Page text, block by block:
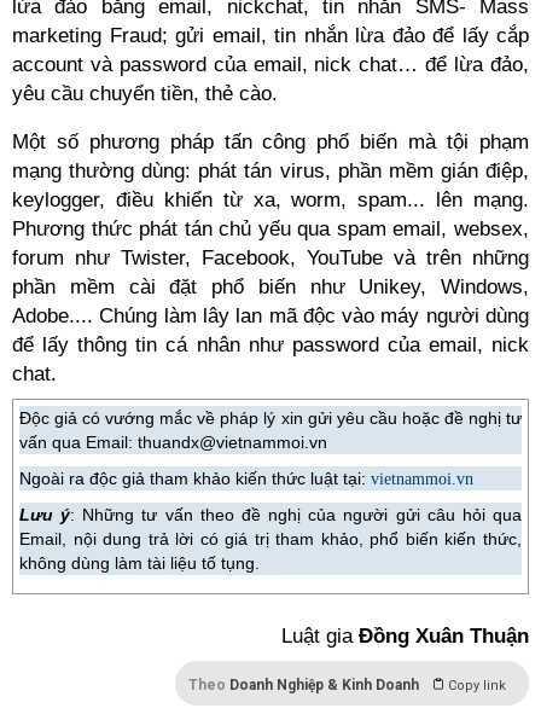
lừa đảo bằng email, nickchat, tin nhắn SMS- Mass
marketing Fraud; gửi email, tin nhắn lừa đảo để lấy cắp
account và password của email, nick chat… để lừa đảo,
yêu cầu chuyển tiền, thẻ cào.
Một số phương pháp tấn công phổ biến mà tội phạm
mạng thường dùng: phát tán virus, phần mềm gián điệp,
keylogger, điều khiển từ xa, worm, spam... lên mạng.
Phương thức phát tán chủ yếu qua spam email, websex,
forum như Twister, Facebook, YouTube và trên những
phần mềm cài đặt phổ biến như Unikey, Windows,
Adobe.... Chúng làm lây lan mã độc vào máy người dùng
để lấy thông tin cá nhân như password của email, nick
chat.
Độc giả có vướng mắc về pháp lý xin gửi yêu cầu hoặc đề nghị tư
vấn qua Email: thuandx@vietnammoi.vn
Ngoài ra độc giả tham khảo kiến thức luật tại: vietnammoi.vn
Lưu ý: Những tư vấn theo đề nghị của người gửi câu hỏi qua
Email, nội dung trả lời có giá trị tham khảo, phổ biến kiến thức,
không dùng làm tài liệu tố tụng.
Luật gia Đồng Xuân Thuận
Theo Doanh Nghiệp & Kinh Doanh Copy link